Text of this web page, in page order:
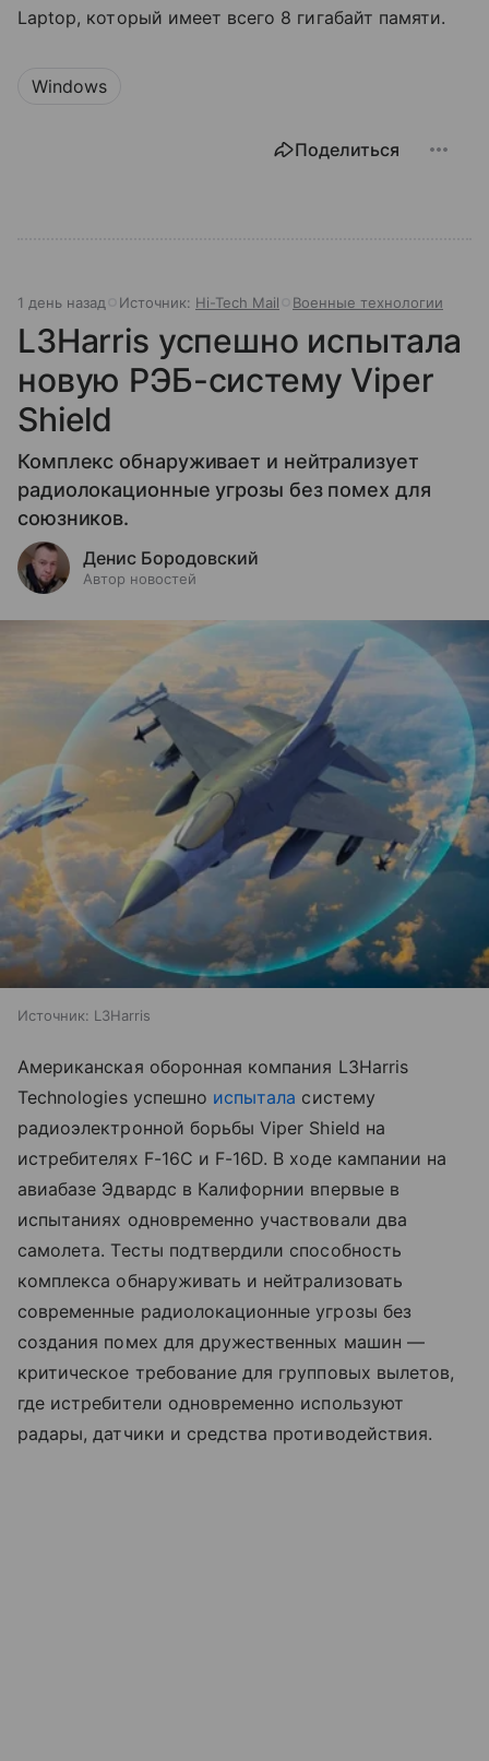
Laptop, который имеет всего 8 гигабайт памяти.
Windows
Поделиться
1 день назад Источник: Hi-Tech Mail Военные технологии
L3Harris успешно испытала
новую РЭБ-систему Viper
Shield
Комплекс обнаруживает и нейтрализует
радиолокационные угрозы без помех для
союзников.
Денис Бородовский
Автор новостей
Источник: L3Harris
Американская оборонная компания L3Harris
Technologies успешно испытала систему
радиоэлектронной борьбы Viper Shield на
истребителях F-16C и F-16D. В ходе кампании на
авиабазе Эдвардс в Калифорнии впервые в
испытаниях одновременно участвовали два
самолета. Тесты подтвердили способность
комплекса обнаруживать и нейтрализовать
современные радиолокационные угрозы без
создания помех для дружественных машин —
критическое требование для групповых вылетов,
где истребители одновременно используют
радары, датчики и средства противодействия.